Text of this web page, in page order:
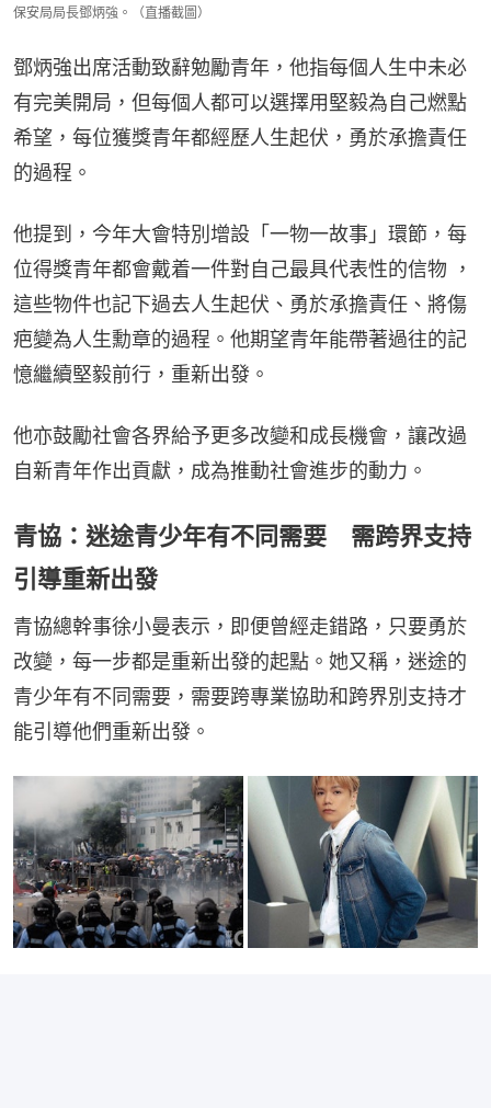
保安局局長鄧炳強。（直播截圖）
鄧炳強出席活動致辭勉勵青年，他指每個人生中未必
有完美開局，但每個人都可以選擇用堅毅為自己燃點
希望，每位獲獎青年都經歷人生起伏，勇於承擔責任
的過程。
他提到，今年大會特別增設「一物一故事」環節，每
位得獎青年都會戴着一件對自己最具代表性的信物 ，
這些物件也記下過去人生起伏、勇於承擔責任、將傷
疤變為人生勳章的過程。他期望青年能帶著過往的記
憶繼續堅毅前行，重新出發。
他亦鼓勵社會各界給予更多改變和成長機會，讓改過
自新青年作出貢獻，成為推動社會進步的動力。
青協：迷途青少年有不同需要 需跨界支持
引導重新出發
青協總幹事徐小曼表示，即便曾經走錯路，只要勇於
改變，每一步都是重新出發的起點。她又稱，迷途的
青少年有不同需要，需要跨專業協助和跨界別支持才
能引導他們重新出發。